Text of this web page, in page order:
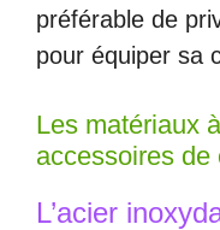
préférable de
pour équiper sa
Les matériaux
accessoires de
L’acier